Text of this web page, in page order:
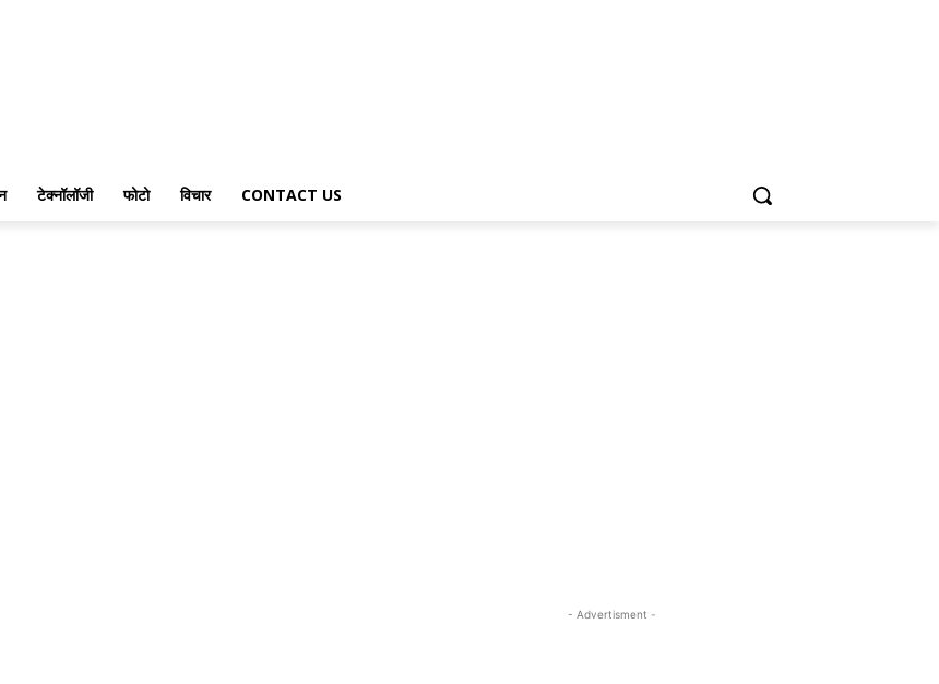
टेक्नॉलॉजी फोटो विचार CONTACT US
- Advertisment -